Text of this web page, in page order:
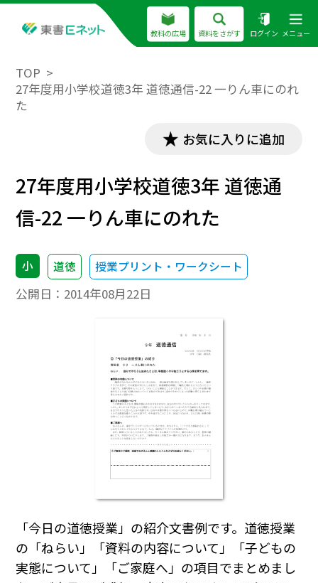
教科の広場 資料をさがす ログイン メニュー
TOP
27年度用小学校道徳3年 道徳通信-22 一りん車にのれ
た
お気に入りに追加
27年度用小学校道徳3年 道徳通
信-22 一りん車にのれた
小 道徳 授業プリント・ワークシート
公開日： 2014年08月22日
「今日の道徳授業」の紹介文書例です。道徳授業
の「ねらい」「資料の内容について」「子どもの
実態について」「ご家庭へ」の項目でまとめまし